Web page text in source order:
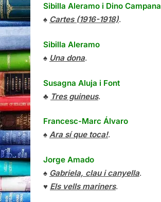
Sibilla Aleramo i Dino Campana
♠ Cartes (1916-1918).
Sibilla Aleramo
♠ Una dona.
Susagna Aluja i Font
♣ Tres guineus.
Francesc-Marc Álvaro
♠ Ara sí que toca!.
Jorge Amado
♠ Gabriela, clau i canyella.
♥ Els vells mariners.